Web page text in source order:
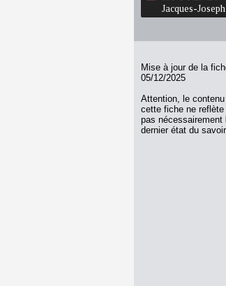
Jacques-Joseph
Mise à jour de la
05/12/2025
Attention, le
cette fiche ne reflète
pas nécessairement
dernier état du